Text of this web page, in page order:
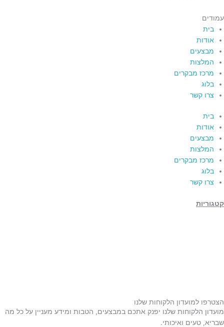
עמודים
בית
אודות
מבצעים
המלצות
מרכז מבקרים
בלוג
צרו קשר
בית
אודות
מבצעים
המלצות
מרכז מבקרים
בלוג
צרו קשר
קטגוריות
הצטרפו למועדון הלקוחות שלנו
מועדון הלקוחות שלנו יפנק אתכם במבצעים, הטבות ומידע מעניין על כל מה
שבריא, טעים ואיכותי.